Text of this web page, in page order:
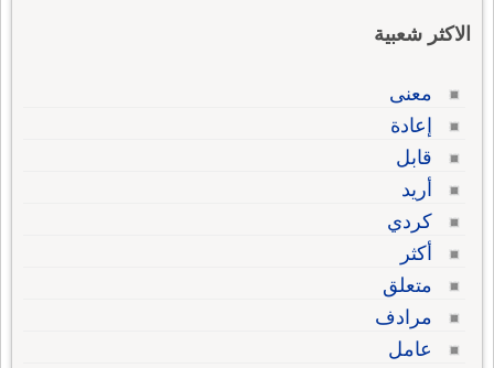
الاكثر شعبية
معنى
إعادة
قابل
أريد
كردي
أكثر
متعلق
مرادف
عامل